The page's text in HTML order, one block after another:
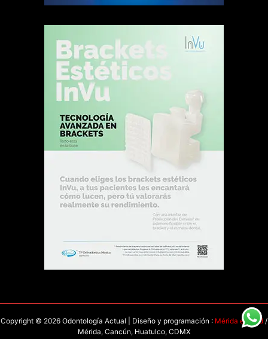
Copyright © 2026 Odontología Actual | Diseño y programación : Mérida en Red /
Mérida, Cancún, Huatulco, CDMX